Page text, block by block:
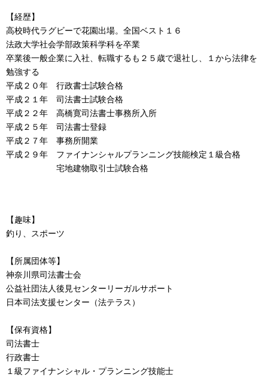
【経歴】
高校時代ラグビーで花園出場。全国ベスト１６
法政大学社会学部政策科学科を卒業
卒業後一般企業に入社、転職するも２５歳で退社し、１から法律を
勉強する
平成２０年 行政書士試験合格
平成２１年 司法書士試験合格
平成２２年 高橋寛司法書士事務所入所
平成２５年 司法書士登録
平成２７年 事務所開業
平成２９年 ファイナンシャルプランニング技能検定１級合格
宅地建物取引士試験合格
【趣味】
釣り、スポーツ
【所属団体等】
神奈川県司法書士会
公益社団法人後見センターリーガルサポート
日本司法支援センター（法テラス）
【保有資格】
司法書士
行政書士
１級ファイナンシャル・プランニング技能士